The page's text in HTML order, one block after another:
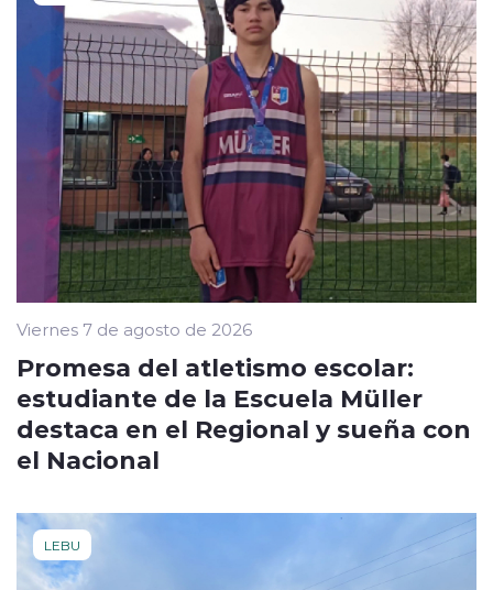
Viernes 7 de agosto de 2026
Promesa del atletismo escolar:
estudiante de la Escuela Müller
destaca en el Regional y sueña con
el Nacional
LEBU